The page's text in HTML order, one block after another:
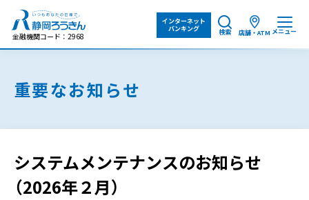
金融機関コード：2968
インターネット
バンキング
検索 店舗・ATM メニュー
重要なお知らせ
システムメンテナンスのお知らせ
（2026年２月）